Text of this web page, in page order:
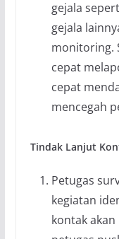
gejala
gejala
monitoring.
cepat
cepat
mencegah
Tindak Lanjut
Petugas
kegiatan
kontak